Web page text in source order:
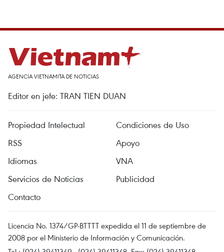
AGENCIA VIETNAMITA DE NOTICIAS
Editor en jefe: TRAN TIEN DUAN
Propiedad Intelectual
Condiciones de Uso
RSS
Apoyo
Idiomas
VNA
Servicios de Noticias
Publicidad
Contacto
Licencia No. 1374/GP-BTTTT expedida el 11 de septiembre de
2008 por el Ministerio de Información y Comunicación.